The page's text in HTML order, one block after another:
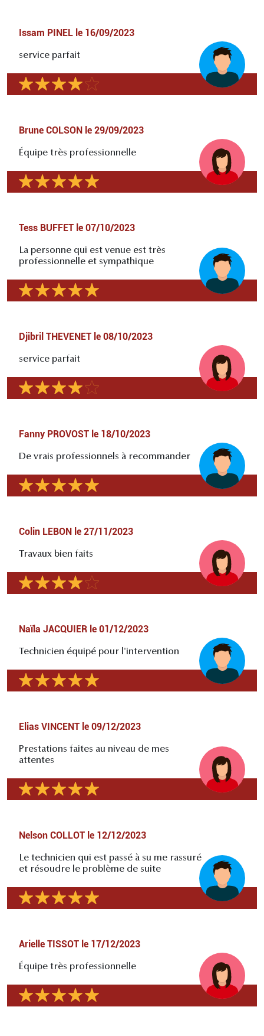
Issam PINEL le 16/09/2023
service parfait
Brune COLSON le 29/09/2023
Équipe très professionnelle
Tess BUFFET le 07/10/2023
La personne qui est venue est très
professionnelle et sympathique
Djibril THEVENET le 08/10/2023
service parfait
Fanny PROVOST le 18/10/2023
De vrais professionnels à recommander
Colin LEBON le 27/11/2023
Travaux bien faits
Naïla JACQUIER le 01/12/2023
Technicien équipé pour l'intervention
Elias VINCENT le 09/12/2023
Prestations faites au niveau de mes
attentes
Nelson COLLOT le 12/12/2023
Le technicien qui est passé à su me rassuré
et résoudre le problème de suite
Arielle TISSOT le 17/12/2023
Équipe très professionnelle